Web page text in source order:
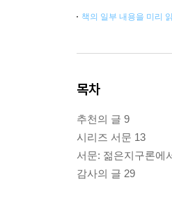
책의 일부 내용을 미리
목차
추천의 글 9
시리즈 서문 13
서문: 젊은지구론에
감사의 글 29